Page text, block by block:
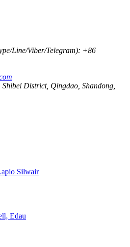
Line/Viber/Telegram): +86
District, Qingdao, Shandong,
Silwair
Edau